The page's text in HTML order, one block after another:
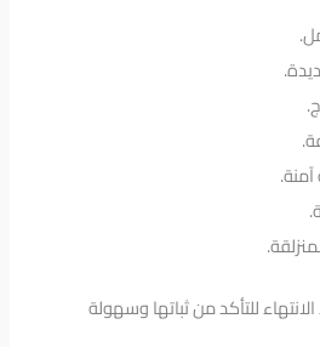
للتأكد من ثباتها وسهولة